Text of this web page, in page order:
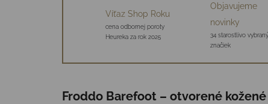
Víťaz Shop Roku
cena odbornej poroty
Heureka za rok 2025
Objavujeme
novinky
34 starostlivo
značiek
Froddo Barefoot – otvorené